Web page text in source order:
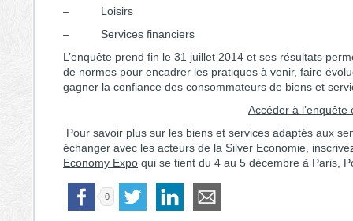
– Loisirs
– Services financiers
L’enquête prend fin le 31 juillet 2014 et ses résultats
de normes pour encadrer les pratiques à venir, faire
gagner la confiance des consommateurs de biens et
Accéder à l’enquête
Pour savoir plus sur les biens et services adaptés aux
échanger avec les acteurs de la Silver Economie ,
Economy Expo qui se tient du 4 au 5 décembre à Paris,
0